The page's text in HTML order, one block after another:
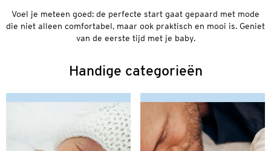
Voel je meteen goed: de perfecte start gaat gepaard met mode
die niet alleen comfortabel, maar ook praktisch en mooi is. Geniet
van de eerste tijd met je baby.
Handige categorieën